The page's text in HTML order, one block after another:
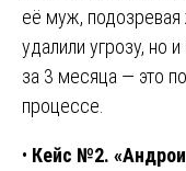
её муж, подозревая
удалили угрозу, но
за 3 месяца — это
процессе.
• Кейс №2.